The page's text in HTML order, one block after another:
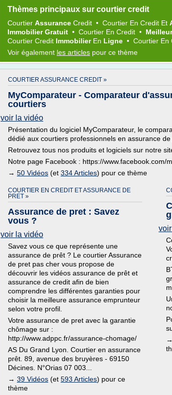
Thèmes principaux sur courtier credit
Courtier Assurance Credit • Courtier En Credit Et
Immobilier Gratuit • Courtier En Credit •
Courtier Credit Immobilier En Ligne • Courtier En
Voir également les articles pour ce thème
COURTIER ASSURANCE CREDIT »
MyComparateur - Comparateur
courtiers
voir la vidéo
Présentation du logiciel MyComparateur, le
dédié aux courtiers professionnels en assurance
Retrouvez tous nos produits et logiciels sur notre
Notre page Facebook : https://www.facebook.com/
→ 50 Vidéos (et 334 Articles) pour ce thème
COURTIER EN CREDIT ET ASSURANCE DE
PRET »
Assurance de pret : Savez
vous ?
voir la vidéo
Savez vous ce que représente une
assurance de prêt ? Le courtier Assurance
de pret pas cher vous propose de
découvrir les vidéos assurance de prêt et
assurance de credit afin de bien
comprendre les différentes garanties pour
choisir la meilleure assurance emprunteur
selon votre profil.
Votre assurance de pret avec la garantie
chômage sur :
http://www.adppc.fr/assurance-chomage/
AS Du Grand Lyon. Courtier en assurance
prêt. 89, avenue des bruyères - 69150
Décines. N°Orias 07 003...
→ 39 Vidéos (et 593 Articles) pour ce
thème
→